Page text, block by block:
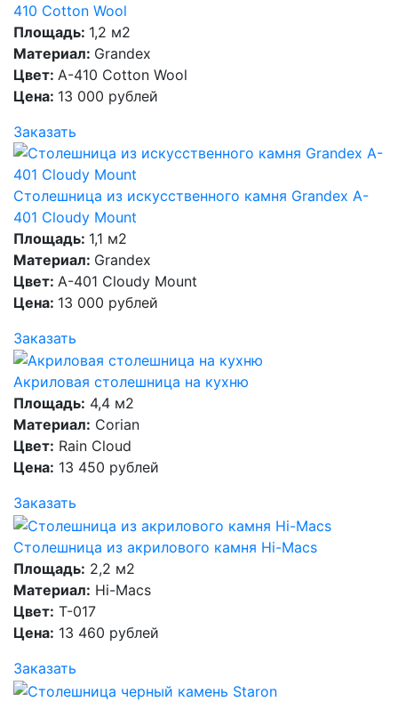
410 Cotton Wool
Площадь: 1,2 м2
Материал: Grandex
Цвет: A-410 Cotton Wool
Цена: 13 000 рублей
Заказать
Столешница из искусственного камня Grandex A-
401 Cloudy Mount
Площадь: 1,1 м2
Материал: Grandex
Цвет: A-401 Cloudy Mount
Цена: 13 000 рублей
Заказать
Акриловая столешница на кухню
Площадь: 4,4 м2
Материал: Corian
Цвет: Rain Cloud
Цена: 13 450 рублей
Заказать
Столешница из акрилового камня Hi-Macs
Площадь: 2,2 м2
Материал: Hi-Macs
Цвет: T-017
Цена: 13 460 рублей
Заказать